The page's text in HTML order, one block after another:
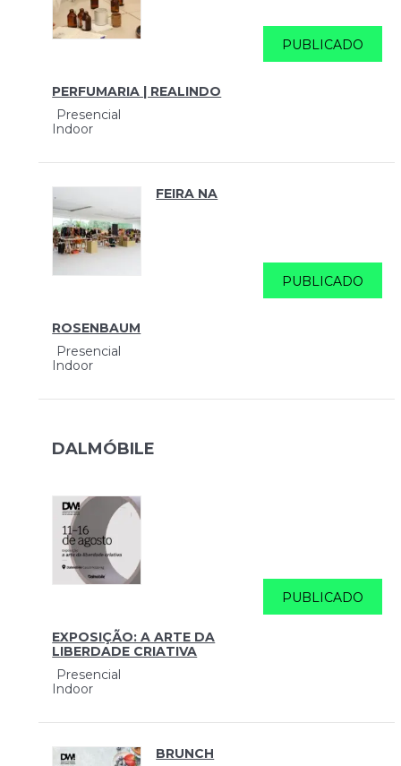
PERFUMARIA | REALINDO
Presencial
Indoor
PUBLICADO
FEIRA NA
ROSENBAUM
Presencial
Indoor
PUBLICADO
DALMÓBILE
EXPOSIÇÃO: A ARTE DA
LIBERDADE CRIATIVA
Presencial
Indoor
PUBLICADO
BRUNCH